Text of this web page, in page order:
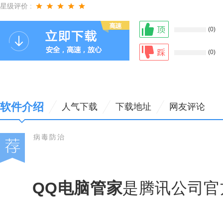
星级评价 :
(0)
(0)
软件介绍 人气下载 下载地址 网友评论
病毒防治
QQ电脑管家是腾讯公司